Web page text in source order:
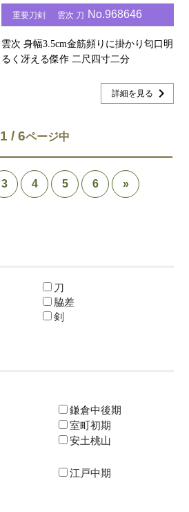
重要刀剣 雲次 刀 No.968646
雲次 身幅3.5cm金筋頻りに掛かり匂口明
るく冴える傑作 二尺四寸二分
詳細を見る chevron_right
1 / 6
3 4 5 6 »
刀
脇差
剣
鎌倉中後期
室町初期
安土桃山
江戸中期